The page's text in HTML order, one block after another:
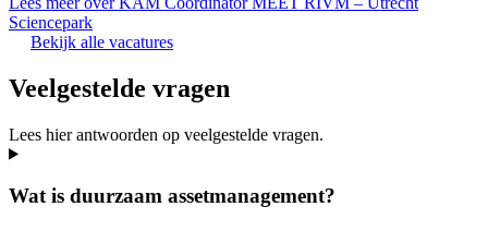
Sciencepark
Bekijk alle vacatures
Veelgestelde vragen
Lees hier antwoorden op veelgestelde vragen.
Wat is duurzaam assetmanagement?